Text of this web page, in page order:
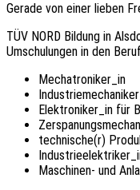
Gerade von einer lieben
TÜV NORD Bildung in
Umschulungen in den
Mechatroniker_in
Elektroniker_in für
technische(r)
Maschinen- und